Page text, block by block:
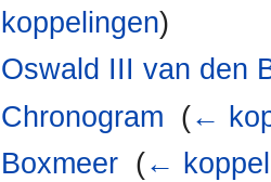
koppelingen)
Oswald III van den
Chronogram (←
Boxmeer (←